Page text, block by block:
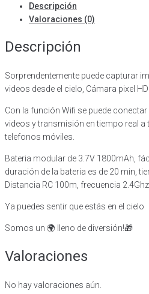
Descripción
Valoraciones (0)
Descripción
Sorprendentemente puede capturar
videos desde el cielo, Cámara pixel HD
Con la función Wifi se puede
videos y transmisión en tiempo real a
telefonos móviles.
Bateria modular de 3.7V 1800mAh,
duración de la bateria es de 20 min,
Distancia RC 100m, frecuencia
Ya puedes sentir que estás en el cielo
Somos un 🌍 lleno de diversión!🎁
Valoraciones
No hay valoraciones aún.